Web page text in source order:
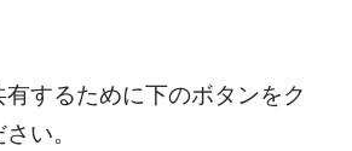
するために下のボタンをク
い。